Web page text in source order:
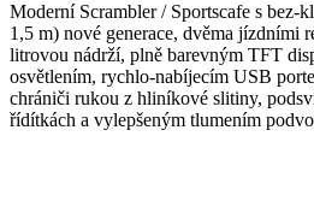
Moderní Scrambler / Sportscafe s bez-
1,5 m) nové generace, dvěma jízdními
litrovou nádrží, plně barevným TFT
osvětlením, rychlo-nabíjecím USB
chrániči rukou z hliníkové slitiny,
řídítkách a vylepšeným tlumením